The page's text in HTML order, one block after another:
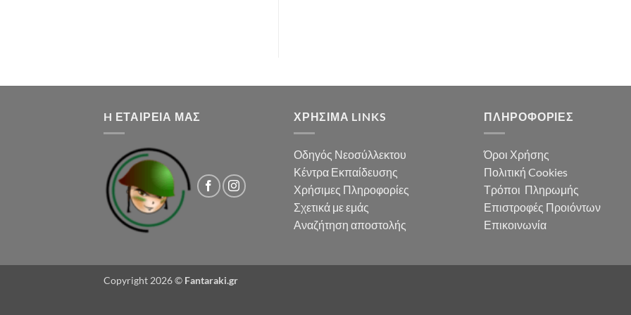
H ΕΤΑΙΡΕΙΑ ΜΑΣ ΧΡΉΣΙΜΑ LINKS
Οδηγός Νεοσύλλεκτου
Κέντρα Εκπαίδευσης
Χρήσιμες Πληροφορίες
Σχετικά με εμάς
Αναζήτηση αποστολής
ΠΛΗΡΟΦΟΡΊΕΣ
Όροι Χρήσης
Πολιτική Cookies
Τρόποι Πληρωμής
Επιστροφές Προιόντων
Επικοινωνία
Copyright 2026 © Fantaraki.gr